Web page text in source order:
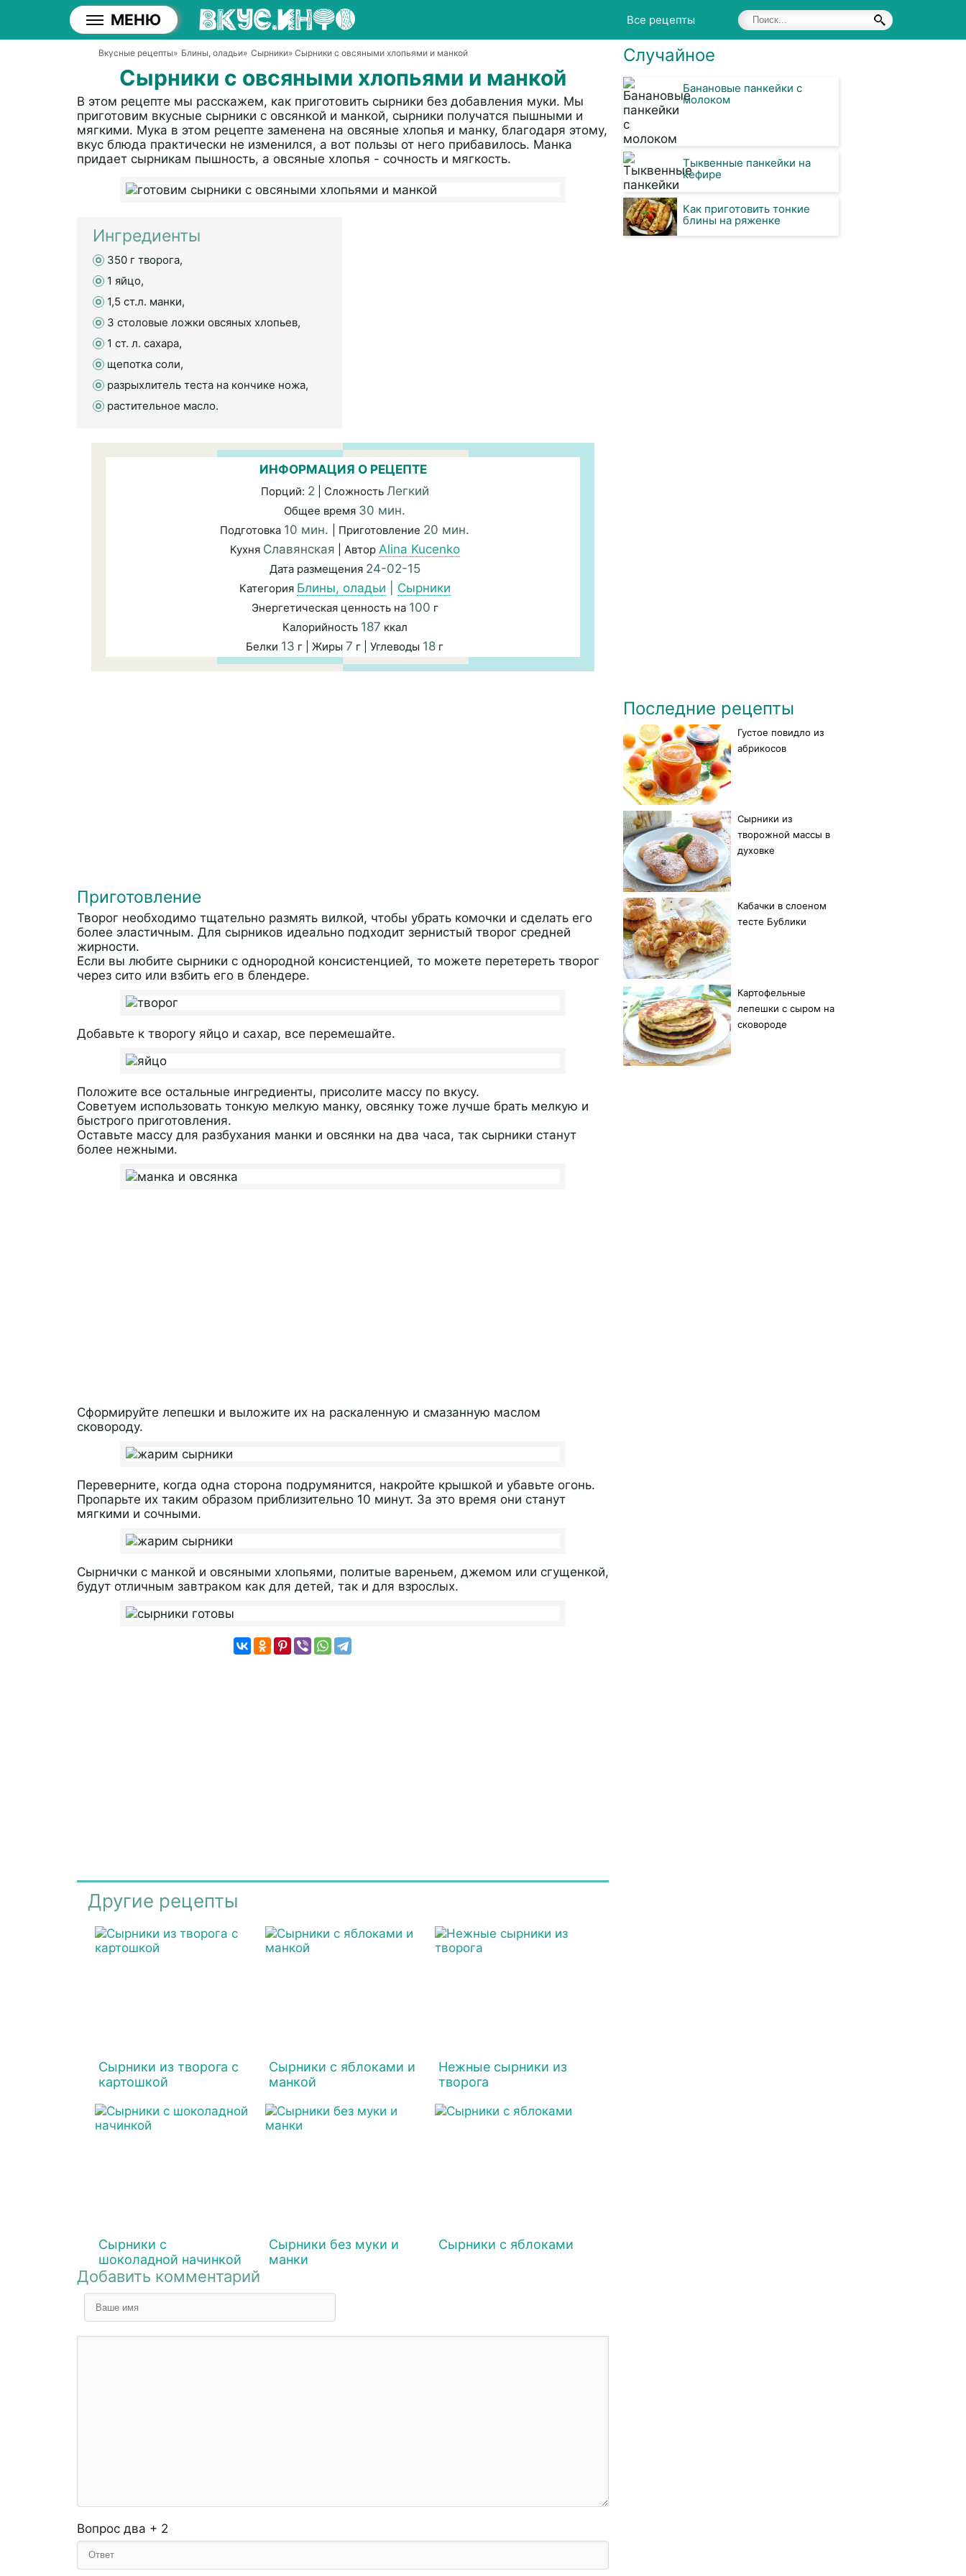
МЕНЮ Все рецепты
Вкусные рецепты» Блины, оладьи» Сырники» Сырники с овсяными хлопьями и манкой
Сырники с овсяными хлопьями и манкой
В этом рецепте мы расскажем, как приготовить сырники без добавления муки. Мы
приготовим вкусные сырники с овсянкой и манкой, сырники получатся пышными и
мягкими. Мука в этом рецепте заменена на овсяные хлопья и манку, благодаря этому,
вкус блюда практически не изменился, а вот пользы от него прибавилось. Манка
придает сырникам пышность, а овсяные хлопья - сочность и мягкость.
Ингредиенты
350 г творога,
1 яйцо,
1,5 ст.л. манки,
3 столовые ложки овсяных хлопьев,
1 ст. л. сахара,
щепотка соли,
разрыхлитель теста на кончике ножа,
растительное масло.
ИНФОРМАЦИЯ О РЕЦЕПТЕ
Порций: 2 | Сложность Легкий
Общее время 30 мин.
Подготовка 10 мин. | Приготовление 20 мин.
Кухня Славянская | Автор Alina Kucenko
Дата размещения 24-02-15
Категория Блины, оладьи Сырники
Энергетическая ценность на 100 г
Калорийность 187 ккал
Белки 13 г | Жиры 7 г | Углеводы 18 г
Приготовление
Творог необходимо тщательно размять вилкой, чтобы убрать комочки и сделать его
более эластичным. Для сырников идеально подходит зернистый творог средней
жирности.
Если вы любите сырники с однородной консистенцией, то можете перетереть творог
через сито или взбить его в блендере.
Добавьте к творогу яйцо и сахар, все перемешайте.
Положите все остальные ингредиенты, присолите массу по вкусу.
Советуем использовать тонкую мелкую манку, овсянку тоже лучше брать мелкую и
быстрого приготовления.
Оставьте массу для разбухания манки и овсянки на два часа, так сырники станут
более нежными.
Сформируйте лепешки и выложите их на раскаленную и смазанную маслом
сковороду.
Переверните, когда одна сторона подрумянится, накройте крышкой и убавьте огонь.
Пропарьте их таким образом приблизительно 10 минут. За это время они станут
мягкими и сочными.
Сырнички с манкой и овсяными хлопьями, политые вареньем, джемом или сгущенкой,
будут отличным завтраком как для детей, так и для взрослых.
Другие рецепты
Сырники из творога с
картошкой
Сырники с яблоками и
манкой
Нежные сырники из
творога
Сырники с
шоколадной начинкой
Сырники без муки и
манки
Сырники с яблоками
Добавить комментарий
Вопрос два + 2
Случайное
Банановые панкейки с
молоком
Тыквенные панкейки на
кефире
Как приготовить тонкие
блины на ряженке
Последние рецепты
Густое повидло из
абрикосов
Сырники из
творожной массы в
духовке
Кабачки в слоеном
тесте Бублики
Картофельные
лепешки с сыром на
сковороде